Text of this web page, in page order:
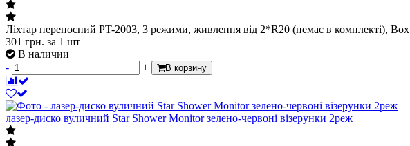
Ліхтар переносний PT-2003, 3 режими, живлення від 2*R20 (немає в комплекті), Box
301 грн. за 1 шт
В наличии
-
+ В корзину
лазер-диско вуличний Star Shower Monitor зелено-червоні візерунки 2реж